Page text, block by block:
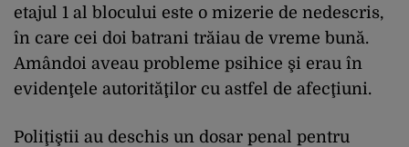
etajul 1 al blocului este o mizerie de nedescris,
în care cei doi batrani trăiau de vreme bună.
Amândoi aveau probleme psihice şi erau în
evidenţele autorităţilor cu astfel de afecţiuni.
Poliţiştii au deschis un dosar penal pentru